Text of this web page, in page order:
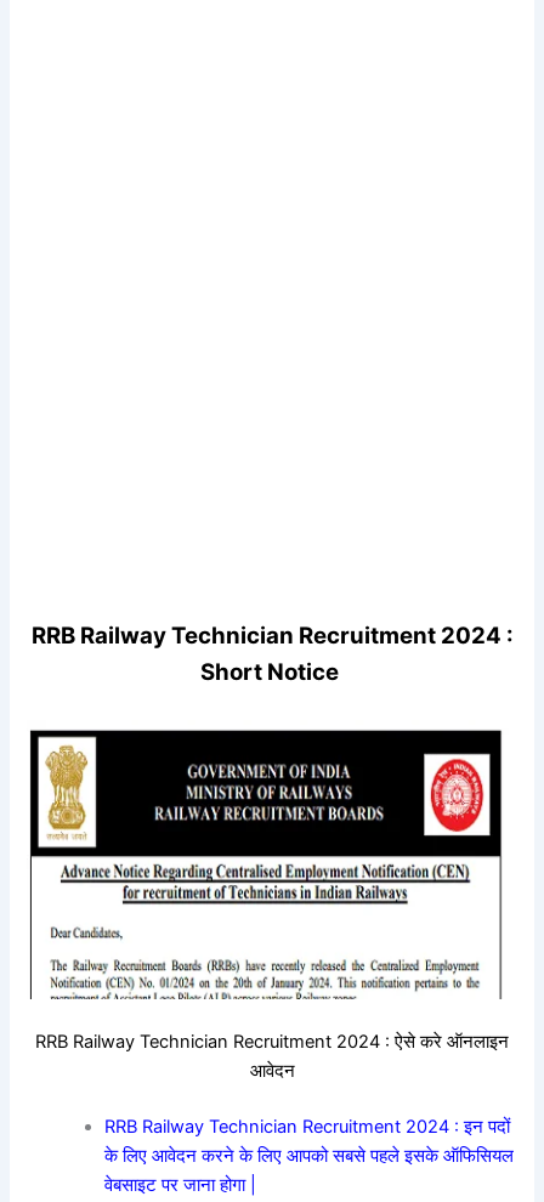
RRB Railway Technician Recruitment 2024 :
Short Notice
RRB Railway Technician Recruitment 2024 : ऐसे करे ऑनलाइन
आवेदन
RRB Railway Technician Recruitment 2024 : इन पदों
के लिए आवेदन करने के लिए आपको सबसे पहले इसके ऑफिसियल
वेबसाइट पर जाना होगा |